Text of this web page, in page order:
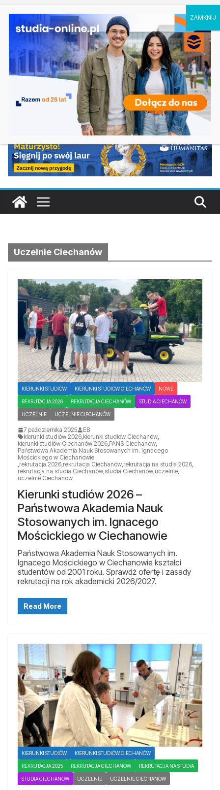
Ostatnie
wpisy:
Informatyka w Koszalinie
Dziedzictwo kultury materialnej we
Wrocławiu
Ekonomia w Katowicach
Budownictwo w Opolu
Geografia w Katowicach
Uczelnie Ciechanów
KIERUNKI STUDIÓW KIERUNKI STUDIÓW CIECHANÓW NOWE
REKRUTACJA 2026 REKRUTACJA CIECHANÓW STUDIA CIECHANÓW
UCZELNIE UCZELNIE CIECHANÓW
7 października 2025
EB
kierunki studiów 2026,kierunki studiów Ciechanów,
kierunki studiów Ciechanów 2026,PANS Ciechanów,
Państwowa Akademia Nauk Stosowanych im. Ignacego
Mościckiego w Ciechanowie
,rekrutacja 2026,rekrutacja Ciechanów,rekrutacja na studia 2026,
rekrutacja na studia Ciechanów,studia Ciechanów,uczelnie,
uczelnie Ciechanów
Kierunki studiów 2026 –
Państwowa Akademia Nauk
Stosowanych im. Ignacego
Mościckiego w Ciechanowie
Państwowa Akademia Nauk Stosowanych im.
Ignacego Mościckiego w Ciechanowie kształci
studentów od 2001 roku. Sprawdź ofertę i zasady
rekrutacji na rok akademicki 2026/2027.
Read More
KIERUNKI STUDIÓW KIERUNKI STUDIÓW CIECHANÓW
REKRUTACJA 2025 REKRUTACJA CIECHANÓW REKRUTACJA NA STUDIA
STUDIA CIECHANÓW UCZELNIE UCZELNIE CIECHANÓW